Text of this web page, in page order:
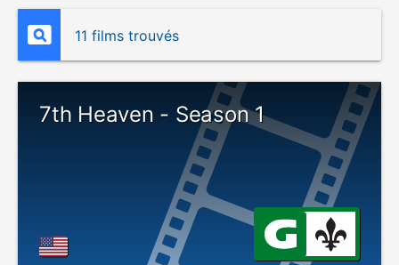
11 films trouvés
7th Heaven - Season 1